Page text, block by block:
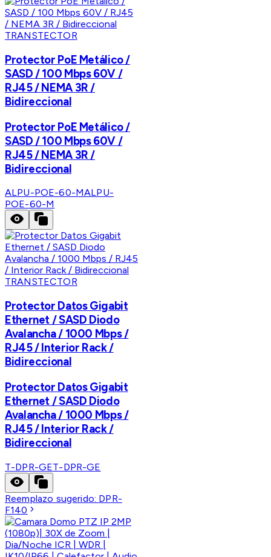
TRANSTECTOR
Protector PoE Metálico /
SASD / 100 Mbps 60V /
RJ45 / NEMA 3R /
Bidireccional
Protector PoE Metálico /
SASD / 100 Mbps 60V /
RJ45 / NEMA 3R /
Bidireccional
ALPU-POE-60-MALPU-
POE-60-M
TRANSTECTOR
Protector Datos Gigabit
Ethernet / SASD Diodo
Avalancha / 1000 Mbps /
RJ45 / Interior Rack /
Bidireccional
Protector Datos Gigabit
Ethernet / SASD Diodo
Avalancha / 1000 Mbps /
RJ45 / Interior Rack /
Bidireccional
T-DPR-GET-DPR-GE
Reemplazo sugerido: DPR-
F140